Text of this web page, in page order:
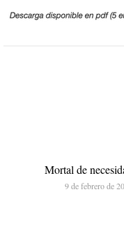
Mortal de
9 de febrero de